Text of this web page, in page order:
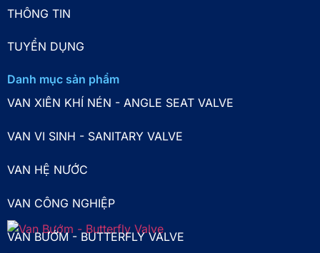
THÔNG TIN
TUYỂN DỤNG
Danh mục sản phẩm
VAN XIÊN KHÍ NÉN - ANGLE SEAT VALVE
VAN VI SINH - SANITARY VALVE
VAN HỆ NƯỚC
VAN CÔNG NGHIỆP
VAN BƯỚM - BUTTERFLY VALVE